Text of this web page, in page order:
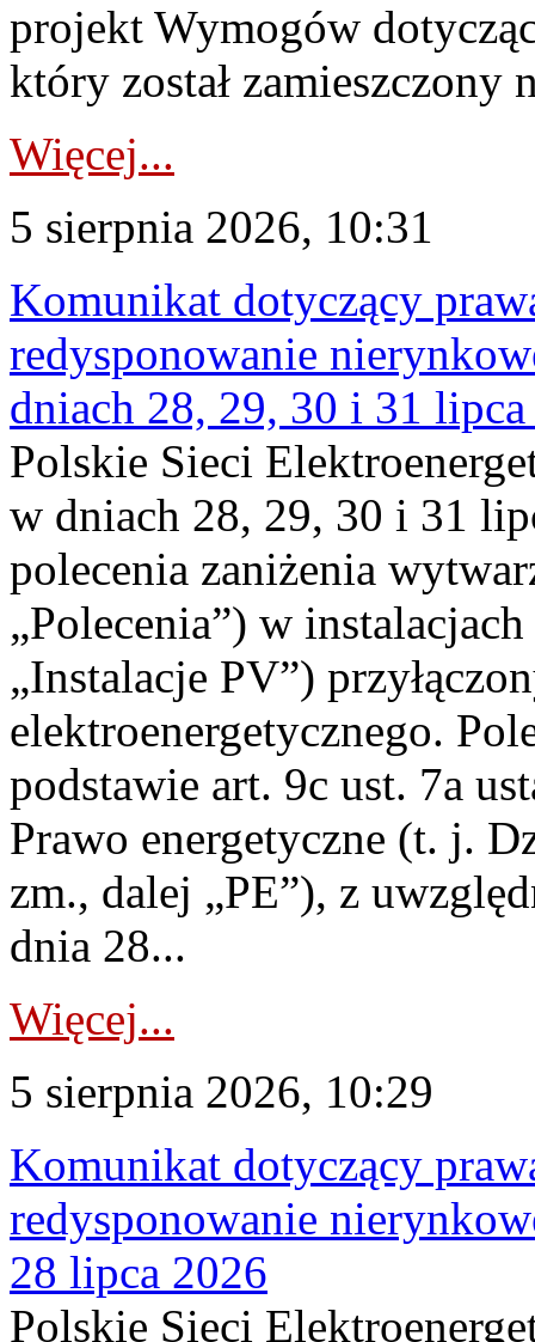
projekt Wymogów
który został zamieszczony
Więcej...
5 sierpnia 2026, 10:31
Komunikat dotyczący
redysponowanie
dniach 28, 29, 30 i 31
Polskie Sieci
w dniach 28, 29, 30 i 31
polecenia zaniżenia
„Polecenia”) w
„Instalacje PV”)
elektroenergetycznego.
podstawie art. 9c ust. 7a
Prawo energetyczne (t. j.
zm., dalej „PE”), z
dnia 28...
Więcej...
5 sierpnia 2026, 10:29
Komunikat dotyczący
redysponowanie
28 lipca 2026
Polskie Sieci